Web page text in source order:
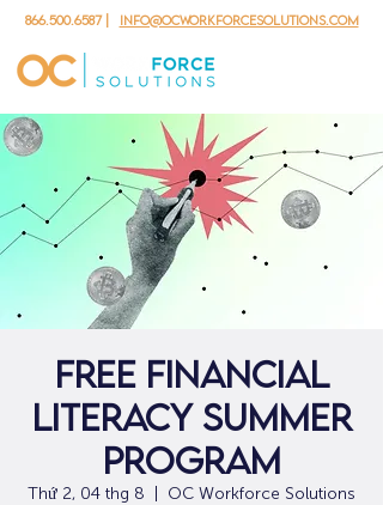
866.500.6587| info@ocworkforcesolutions.com
Free Financial
Literacy Summer
Program
Thứ 2, 04 thg 8
OC Workforce Solutions